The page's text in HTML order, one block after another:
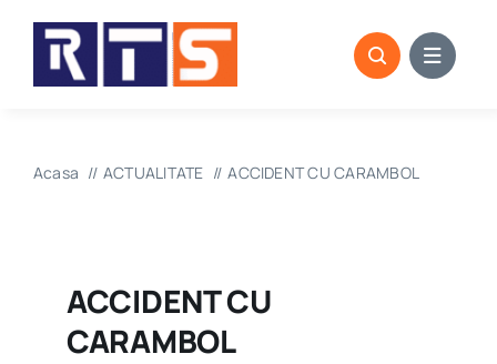
content
Acasa ACTUALITATE ACCIDENT CU CARAMBOL
ACCIDENT CU
CARAMBOL